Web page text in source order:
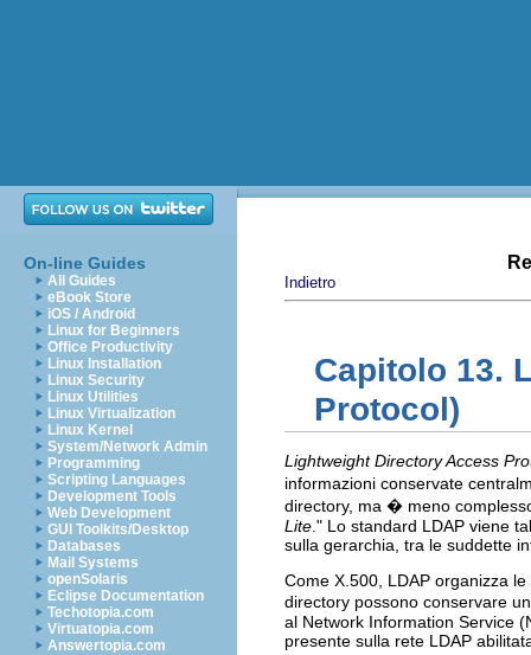
On-line Guides
All Guides
eBook Store
iOS / Android
Linux for Beginners
Office Productivity
Linux Installation
Linux Security
Linux Utilities
Linux Virtualization
Linux Kernel
System/Network Admin
Programming
Scripting Languages
Development Tools
Web Development
GUI Toolkits/Desktop
Databases
Mail Systems
openSolaris
Eclipse Documentation
Techotopia.com
Virtuatopia.com
Answertopia.com
Indietro
Capitolo 13.
Protocol)
Lightweight Directory Access
informazioni conservate
directory, ma � meno
Lite ." Lo standard LDAP viene
sulla gerarchia, tra le suddette
Come X.500, LDAP organizza
directory possono conservare
al Network Information Service
presente sulla rete LDAP